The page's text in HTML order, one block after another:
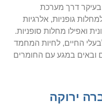
בעיקר דרך מערכת
גופניות, אלרגיות
ואפילו מחלות סופניות.
החיים, לחיות המחמד
ובאים במגע עם החומרים
ירוקה